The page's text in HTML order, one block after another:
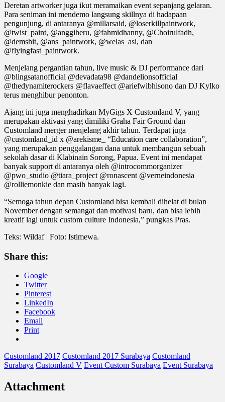
Deretan artworker juga ikut meramaikan event sepanjang gelaran.
Para seniman ini mendemo langsung skillnya di hadapaan
pengunjung, di antaranya @millarsaid, @loserkillpaintwork,
@twist_paint, @anggiheru, @fahmidhanny, @Choirulfadh,
@demshit, @ans_paintwork, @welas_asi, dan
@flyingfast_paintwork.
Menjelang pergantian tahun, live music & DJ performance dari
@blingsatanofficial @devadata98 @dandelionsofficial
@thedynamiterockers @flavaeffect @ariefwibhisono dan DJ Kylko
terus menghibur penonton.
Ajang ini juga menghadirkan MyGigs X Customland V, yang
merupakan aktivasi yang dimiliki Graha Fair Ground dan
Customland merger menjelang akhir tahun. Terdapat juga
@customland_id x @arekisme_ “Education care collaboration”,
yang merupakan penggalangan dana untuk membangun sebuah
sekolah dasar di Klabinain Sorong, Papua. Event ini mendapat
banyak support di antaranya oleh @introcommorganizer
@pwo_studio @tiara_project @ronascent @verneindonesia
@rolliemonkie dan masih banyak lagi.
“Semoga tahun depan Customland bisa kembali dihelat di bulan
November dengan semangat dan motivasi baru, dan bisa lebih
kreatif lagi untuk custom culture Indonesia,” pungkas Pras.
Teks: Wildaf | Foto: Istimewa.
Share this:
Google
Twitter
Pinterest
LinkedIn
Facebook
Email
Print
Customland 2017 Customland 2017 Surabaya Customland
Surabaya Customland V Event Custom Surabaya Event Surabaya
Attachment